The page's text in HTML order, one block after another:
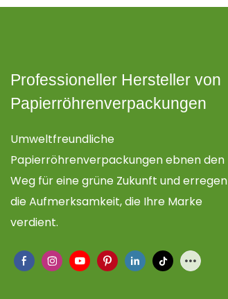
Professioneller Hersteller von
Papierröhrenverpackungen
Umweltfreundliche
Papierröhrenverpackungen ebnen den
Weg für eine grüne Zukunft und erregen
die Aufmerksamkeit, die Ihre Marke
verdient.